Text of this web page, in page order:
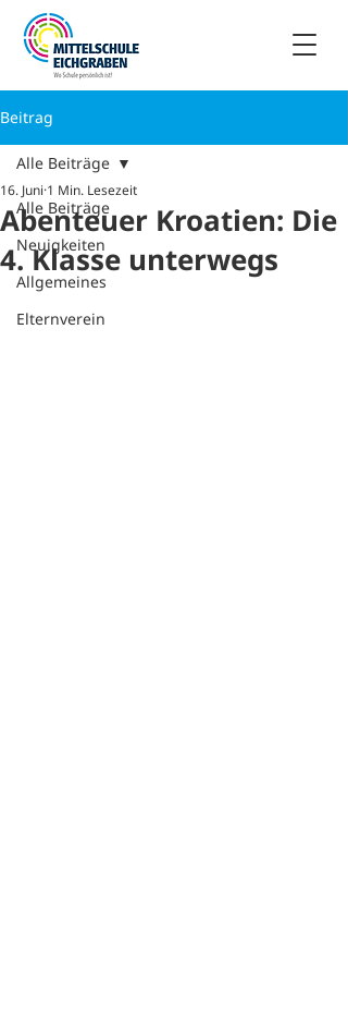
Beitrag
Alle Beiträge
Neuigkeiten
Allgemeines
Elternverein
Alle Beiträge
Abenteuer Kroatien: Die
4. Klasse unterwegs
16. Juni 1 Min. Lesezeit